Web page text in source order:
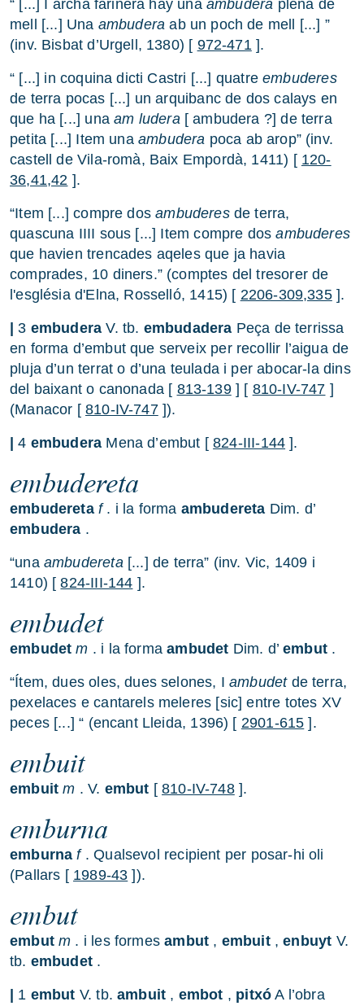
“ [...] I archa farinera hay una ambudera plena de
mell [...] Una ambudera ab un poch de mell [...] ”
(inv. Bisbat d’Urgell, 1380) [ 972-471].
“ [...] in coquina dicti Castri [...] quatreembuderes
de terra pocas [...] un arquibanc de dos calays en
que ha [...] unaam ludera[ ambudera ?] de terra
petita [...] Item una ambudera poca ab arop” (inv.
castell de Vila-romà, Baix Empordà, 1411) [ 120-
36,41,42 ].
“Item [...] compre dosambuderesde terra,
quascuna IIII sous [...] Item compre dosambuderes
que havien trencades aqeles que ja havia
comprades, 10 diners.” (comptes del tresorer de
l'església d'Elna, Rosselló, 1415) [ 2206-309,335].
3 embudera V. tb. embudadera Peça de terrissa
en forma d’embut que serveix per recollir l’aigua de
pluja d’un terrat o d’una teulada i per abocar-la dins
del baixant o canonada [ 813-139] [ 810-IV-747 ]
(Manacor [ 810-IV-747]).
4 embudera Mena d’embut [824-III-144 ].
embudereta
embudereta f. i la forma ambudereta Dim. d’
embudera .
“una ambudereta[...] de terra” (inv. Vic, 1409 i
1410) [824-III-144 ].
embudet
embudet m . i la formaambudet Dim. d’embut.
“Ítem, dues oles, dues selones, Iambudetde terra,
pexelaces e cantarels meleres [sic] entre totes XV
peces [...] “ (encant Lleida, 1396) [ 2901-615 ].
embuit
embuit m . V. embut [810-IV-748].
emburna
emburna f. Qualsevol recipient per posar-hi oli
(Pallars [ 1989-43 ]).
embut
embut m . i les formesambut , embuit,enbuyt V.
tb. embudet .
1 embut V. tb.ambuit , embot , pitxó A l’obra